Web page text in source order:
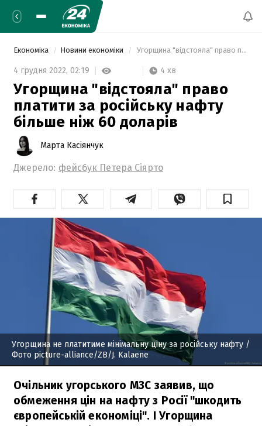
Економіка Новини економіки Угорщина "відстояла" право платити за російську нафту більше ніж 60 доларів
4 грудня 2022, 02:19 4 хв
Угорщина "відстояла" право
платити за російську нафту
більше ніж 60 доларів
Марта Касіянчук
Джерело: фейсбук Петера Сіярто
Угорщина не платитиме мінімальну ціну за російську нафту /
Фото picture-alliance/ZB/J. Kalaene
Очільник угорського МЗС заявив, що
обмеження цін на нафту з Росії "шкодить
європейській економіці". І Угорщина